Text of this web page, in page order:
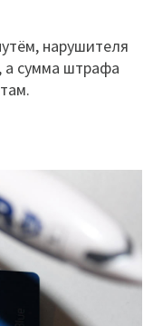
нарушителя
а сумма штрафа